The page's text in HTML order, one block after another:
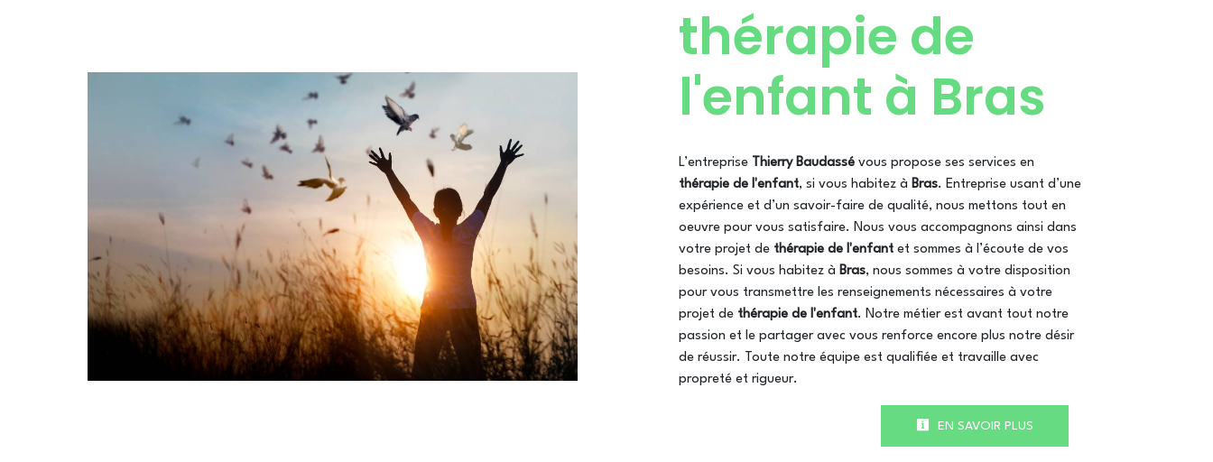
thérapie de
l'enfant à Bras
L’entreprise Thierry Baudassé vous propose ses services en
thérapie de l'enfant, si vous habitez à Bras. Entreprise usant d’une
expérience et d’un savoir-faire de qualité, nous mettons tout en
oeuvre pour vous satisfaire. Nous vous accompagnons ainsi dans
votre projet de thérapie de l'enfant et sommes à l’écoute de vos
besoins. Si vous habitez à Bras, nous sommes à votre disposition
pour vous transmettre les renseignements nécessaires à votre
projet de thérapie de l'enfant. Notre métier est avant tout notre
passion et le partager avec vous renforce encore plus notre désir
de réussir. Toute notre équipe est qualifiée et travaille avec
propreté et rigueur.
EN SAVOIR PLUS